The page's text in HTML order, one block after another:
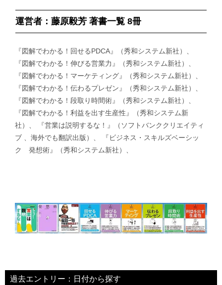
運営者：藤原毅芳 著書一覧 8冊
『図解でわかる！回せるPDCA』（秀和システム新社）、
『図解でわかる！伸びる営業力』（秀和システム新社）、
『図解でわかる！マーケティング』（秀和システム新社）、
『図解でわかる！伝わるプレゼン』（秀和システム新社）、
『図解でわかる！段取り時間術』（秀和システム新社）、
『図解でわかる！利益を出す生産性』（秀和システム新
社）、 『営業は説明するな！』（ソフトバンククリエイティ
ブ 、海外でも翻訳出版）、 『ビジネス・スキルズベーシッ
ク 発想術』（秀和システム新社）、
過去エントリー：日付から探す